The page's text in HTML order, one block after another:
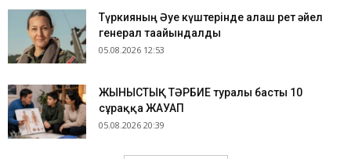
Түркияның Әуе күштерінде алғаш рет әйел
генерал тағайындалды
05.08.2026 12:53
ЖЫНЫСТЫҚ ТӘРБИЕ туралы басты 10
сұраққа ЖАУАП
05.08.2026 20:39